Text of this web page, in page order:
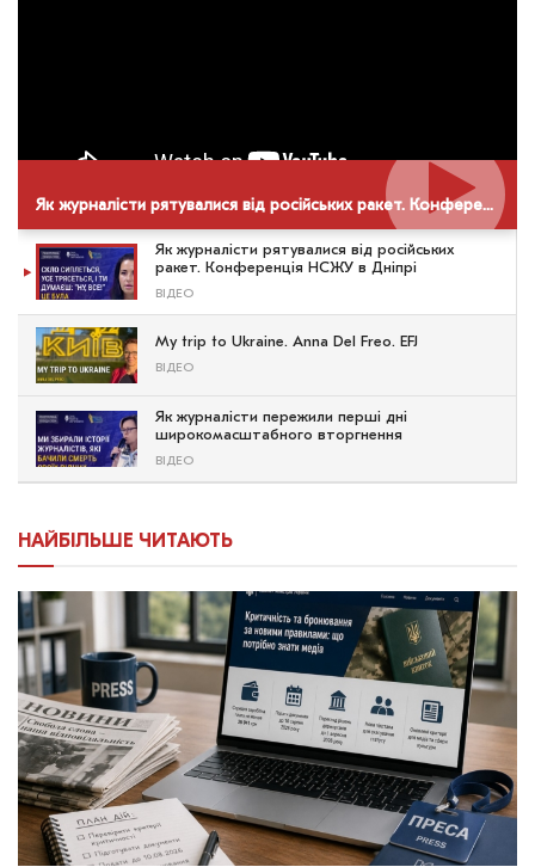
Як журналісти рятувалися від російських ракет. Конференція НСЖУ в Дніпрі
Як журналісти рятувалися від російських
ракет. Конференція НСЖУ в Дніпрі
ВІДЕО
My trip to Ukraine. Anna Del Freo. EFJ
ВІДЕО
Як журналісти пережили перші дні
широкомасштабного вторгнення
ВІДЕО
НАЙБІЛЬШЕ ЧИТАЮТЬ